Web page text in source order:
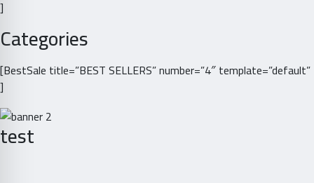
]
Categories
[BestSale title=”BEST SELLERS” number=”4″ template=”default”
]
test